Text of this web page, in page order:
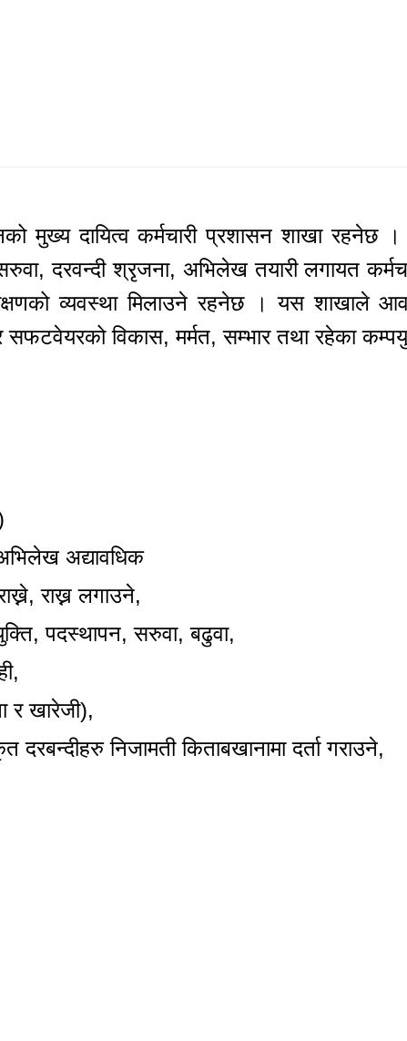
मुख्य दायित्व कर्मचारी प्रशासन शाखा रहनेछ
दरवन्दी श्रृजना, अभिलेख तयारी लगायत
व्यवस्था मिलाउने रहनेछ । यस शाखाले
सफटवेयरको विकास, मर्मत, सम्भार तथा रहेका
अद्यावधिक
, राख्न लगाउने,
, पदस्थापन, सरुवा, बढुवा,
र खारेजी),
निजामती किताबखानामा दर्ता गराउने,